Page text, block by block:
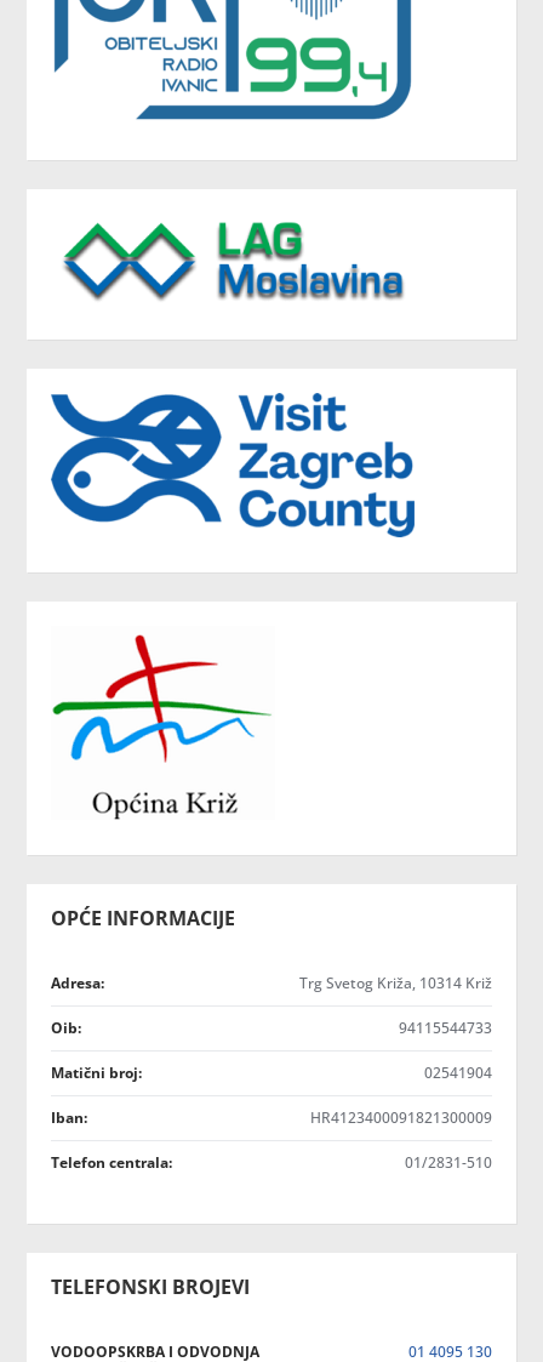
OPĆE INFORMACIJE
Adresa: Trg Svetog Križa, 10314 Križ
Oib: 94115544733
Matični broj: 02541904
Iban: HR4123400091821300009
Telefon centrala: 01/2831-510
TELEFONSKI BROJEVI
VODOOPSKRBA I ODVODNJA
01 4095 130